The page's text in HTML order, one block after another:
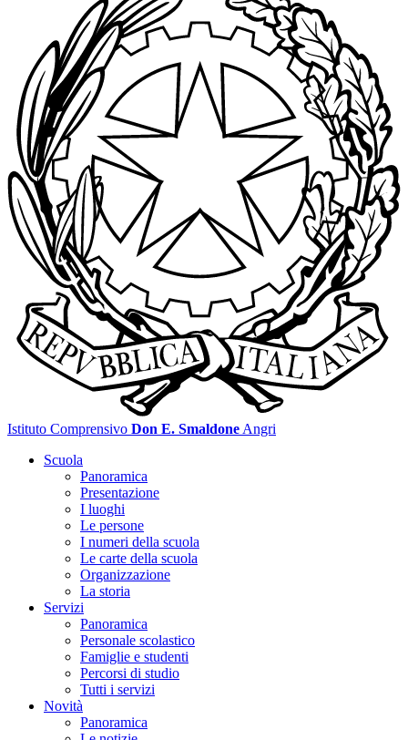
Istituto Comprensivo Don E. Smaldone Angri
Scuola
Panoramica
Presentazione
I luoghi
Le persone
I numeri della scuola
Le carte della scuola
Organizzazione
La storia
Servizi
Panoramica
Personale scolastico
Famiglie e studenti
Percorsi di studio
Tutti i servizi
Novità
Panoramica